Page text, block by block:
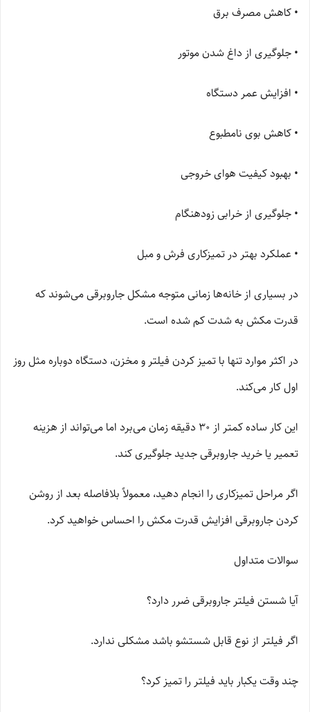
• کاهش مصرف برق
• جلوگیری از داغ شدن موتور
• افزایش عمر دستگاه
• کاهش بوی نامطبوع
• بهبود کیفیت هوای خروجی
• جلوگیری از خرابی زودهنگام
• عملکرد بهتر در تمیزکاری فرش و مبل
در بسیاری از خانه‌ها زمانی متوجه مشکل جاروبرقی می‌شوند که
قدرت مکش به شدت کم شده است.
در اکثر موارد تنها با تمیز کردن فیلتر و مخزن، دستگاه دوباره مثل روز
اول کار می‌کند.
این کار ساده کمتر از 30 دقیقه زمان می‌برد اما می‌تواند از هزینه
تعمیر یا خرید جاروبرقی جدید جلوگیری کند.
اگر مراحل تمیزکاری را انجام دهید، معمولاً بلافاصله بعد از روشن
کردن جاروبرقی افزایش قدرت مکش را احساس خواهید کرد.
سوالات متداول
آیا شستن فیلتر جاروبرقی ضرر دارد؟
اگر فیلتر از نوع قابل شستشو باشد مشکلی ندارد.
چند وقت یکبار باید فیلتر را تمیز کرد؟